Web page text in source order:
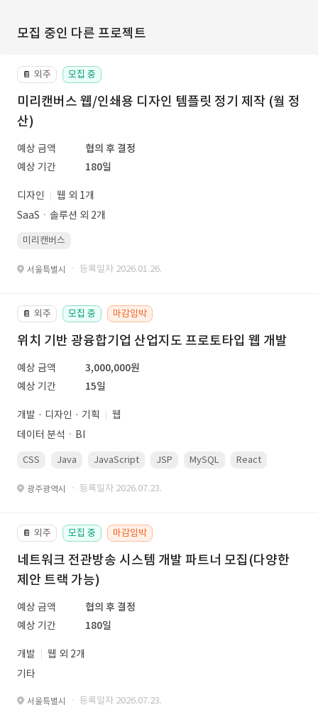
모집 중인 다른 프로젝트
📔 외주 모집 중
미리캔버스 웹/인쇄용 디자인 템플릿 정기 제작 (월 정
산)
예상 금액
협의 후 결정
예상 기간
180일
디자인
웹 외 1개
SaaSㆍ솔루션 외 2개
미리캔버스
서울특별시 · 등록일자 2026.01.26.
📔 외주 모집 중 마감임박
위치 기반 광융합기업 산업지도 프로토타입 웹 개발
예상 금액
3,000,000원
예상 기간
15일
개발 · 디자인 · 기획
웹
데이터 분석ㆍBI
CSS Java JavaScript JSP MySQL React
광주광역시 · 등록일자 2026.07.23.
📔 외주 모집 중 마감임박
네트워크 전관방송 시스템 개발 파트너 모집(다양한
제안 트랙 가능)
예상 금액
협의 후 결정
예상 기간
180일
개발
웹 외 2개
기타
서울특별시 · 등록일자 2026.07.23.